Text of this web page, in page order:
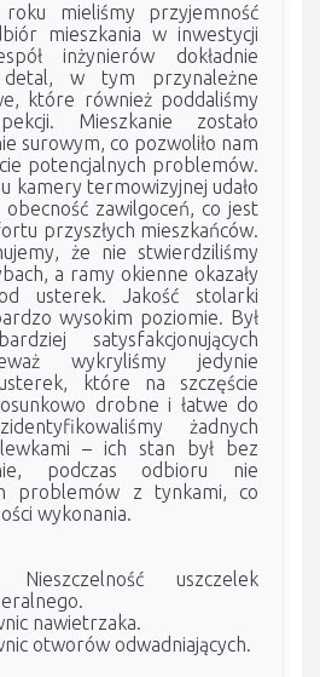
mieliśmy przyjemność
mieszkania w inwestycji
inżynierów dokładnie
detal, w tym przynależne
które również poddaliśmy
Mieszkanie zostało
surowym, co pozwoliło nam
potencjalnych problemów.
kamery termowizyjnej udało
obecność zawilgoceń, co jest
przyszłych mieszkańców.
że nie stwierdziliśmy
a ramy okienne okazały
usterek. Jakość stolarki
wysokim poziomie. Był
satysfakcjonujących
wykryliśmy jedynie
które na szczęście
drobne i łatwe do
żadnych
– ich stan był bez
podczas odbioru nie
problemów z tynkami, co
wykonania.
Nieszczelność uszczelek
nawietrzaka.
otworów odwadniających.